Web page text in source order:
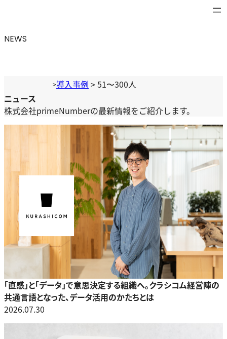
NEWS
>導入事例 >51〜300人
ニュース
株式会社primeNumberの最新情報をご紹介します。
「直感」と「データ」で意思決定する組織へ。クラシコム経営陣の
共通言語となった、データ活用のかたちとは
2026.07.30